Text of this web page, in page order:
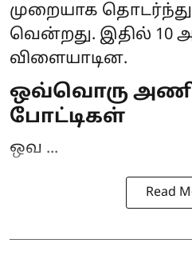
முறையாக
வென்றது. இதில் 10
விளையாடின.
ஒவ்வொரு
போட்டிகள்
ஒவ ...
Read